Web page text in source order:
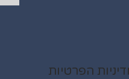
הפרטיות